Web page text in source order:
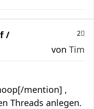
/
2
von Tim
mention] ,
Threads anlegen.